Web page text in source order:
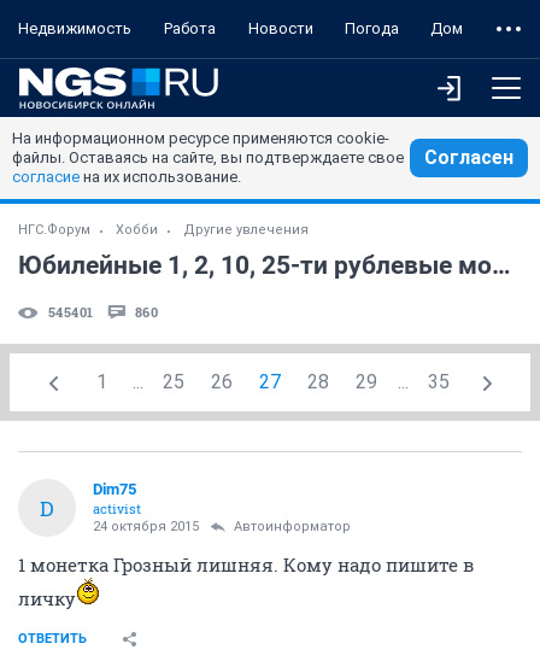
Недвижимость Работа Новости Погода Дом
На информационном ресурсе применяются cookie-
файлы. Оставаясь на сайте, вы подтверждаете свое
согласие на их использование.
Согласен
НГС.Форум Хобби Другие увлечения
Юбилейные 1, 2, 10, 25-ти рублевые монеты РФ!!! (часть 6)
545401 860
1 ... 25 26 27 28 29 ... 35
D
Dim75
activist
24 октября 2015 Автоинформатор
1 монетка Грозный лишняя. Кому надо пишите в
личку
ОТВЕТИТЬ